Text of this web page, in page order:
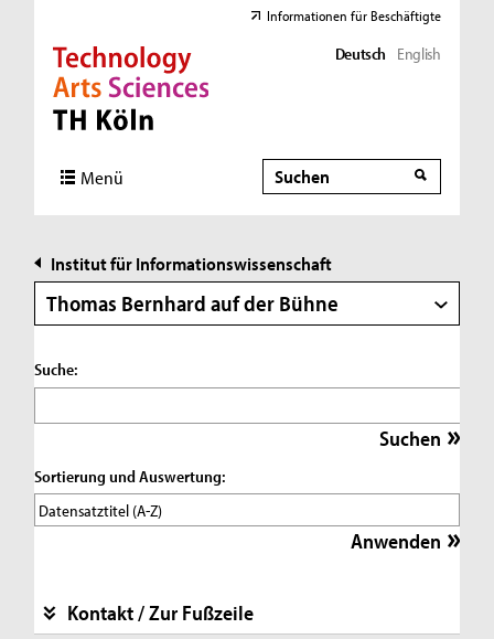
Direkt zur Hauptnavigation
Direkt zur Subnavigation
Direkt zum Inhalt
Direkt zum Fußbereich
Informationen für Beschäftigte
Deutsch English
Menü Suche
Suche
Institut für Informationswissenschaft
Thomas Bernhard auf der Bühne
Suche:
Sortierung und Auswertung:
Kontakt / Zur Fußzeile